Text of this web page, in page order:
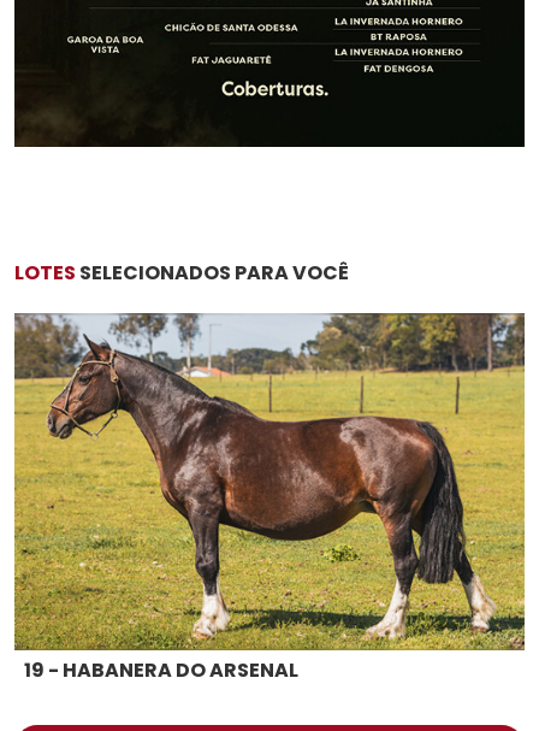
LOTES SELECIONADOS PARA VOCÊ
19 - HABANERA DO ARSENAL